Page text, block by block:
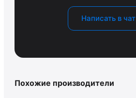
Написать в чат
Похожие производители